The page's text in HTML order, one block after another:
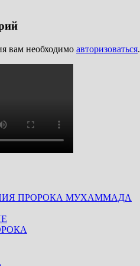
вам необходимо авторизоваться.
ПРОРОКА МУХАММАДА